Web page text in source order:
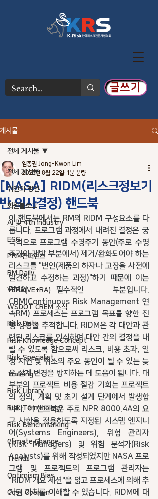
글쓰기
게시물
전체 게시물
위인의 명언
회원블로그
AI 및 4th industry
ESG
PRM컨퍼런스
RM Daily
VERA(VE+RA)
WSDOT CREM 소식
Risk Data
Risk Knowledge.Concept
Risk Specialist
Training
Risk Library
Risk Terminology
Risk Benchmarking
Climate Change
Trends
Optimism Bias
Cost Overrun
전체 게시물
[NASA] RIDM(리스크정보기
반 의사결정) 핸드북
임종권 Jong-Kwon Lim
2023년 8월 22일 1분 분량
이 핸드북에서는 RM의 RIDM 구성요소를 다
룹니다. 프로그램 과정에서 내려진 결정은 궁
극적으로 프로그램 수명주기 동안(주로 수명
주기의 개발 부분에서) 제거/완화되어야 하는
리스크를 "번인(제품의 하자나 고장을 사전에
발견하고 수정하는 과정)"하기 때문에 이는
RM의 필수적인 부분입니다.
CRM(Continuous Risk Management 연
속RM) 프로세스는 프로그램 목표를 향한 진
행 상황을 추적합니다. RIDM은 각 대안과 관
련된 리스크를 인식하여 대안 간의 결정을 내
릴 수 있도록 함으로써 리스크, 비용 초과, 일
정 지연 및 취소의 주요 동인이 될 수 있는 늦
은 설계 변경을 방지하는 데 도움이 됩니다. 대
부분의 프로젝트 비용 절감 기회는 프로젝트
의 정의, 계획 및 초기 설계 단계에서 발생합
니다. 이 핸드북은 주로 NPR 8000.4A의 요
구 사항을 적용하도록 지정된 시스템 엔지니
어(Systems Engineers), 위험 관리자
(Risk Managers) 및 위험 분석가(Risk
Analysts)를 위해 작성되었지만 NASA 프로
그램 및 프로젝트의 프로그램 관리자는
"RIDM 개요 세션"을 읽고 프로세스에 의해 추
가된 가치를 이해할 수 있습니다. RIDM에 대